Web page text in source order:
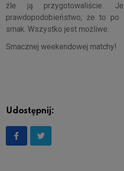
źle ją przygotowaliście.
prawdopodobieństwo, że to
smak. Wszystko jest możliwe.
Smacznej weekendowej matchy!
Udostępnij: